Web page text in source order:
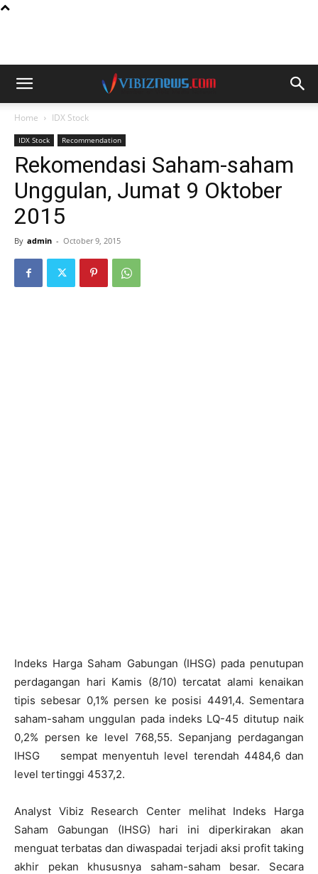
Home IDX Stock
IDX Stock Recommendation
Rekomendasi Saham-saham
Unggulan, Jumat 9 Oktober
2015
By admin - October 9, 2015
Indeks Harga Saham Gabungan (IHSG) pada penutupan
perdagangan hari Kamis (8/10) tercatat alami kenaikan
tipis sebesar 0,1% persen ke posisi 4491,4. Sementara
saham-saham unggulan pada indeks LQ-45 ditutup naik
0,2% persen ke level 768,55. Sepanjang perdagangan
IHSG sempat menyentuh level terendah 4484,6 dan
level tertinggi 4537,2.
Analyst Vibiz Research Center melihat Indeks Harga
Saham Gabungan (IHSG) hari ini diperkirakan akan
menguat terbatas dan diwaspadai terjadi aksi profit taking
akhir pekan khususnya saham-saham besar. Secara